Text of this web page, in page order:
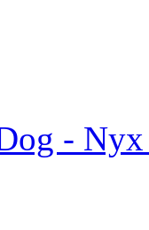
-